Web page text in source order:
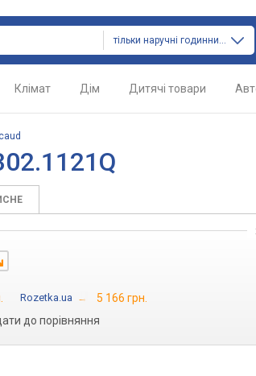
тільки наручні годинники
Клімат Дім Дитячі товари
Rozetka.ua →
5 166 грн.
до порівняння